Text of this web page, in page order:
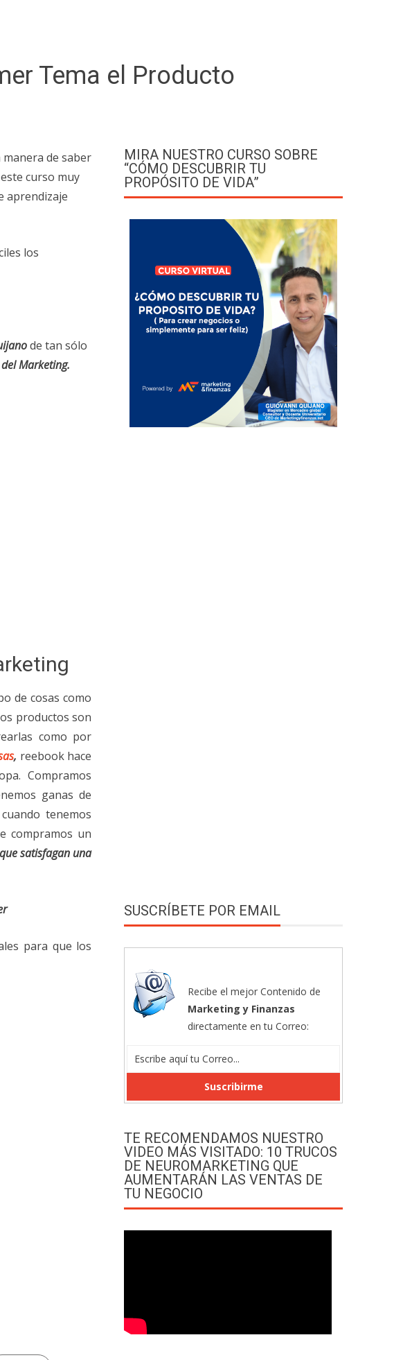
Tema el Producto
manera de saber
curso muy
aprendizaje
los
de tan sólo
Marketing.
de cosas como
productos son
como por
, reebook hace
Compramos
ganas de
tenemos
compramos un
satisfagan una
para que los
MIRA NUESTRO CURSO SOBRE
“CÓMO DESCUBRIR TU
PROPÓSITO DE VIDA”
SUSCRÍBETE POR EMAIL
Recibe el mejor Contenido de
Marketing y Finanzas
directamente en tu Correo:
TE RECOMENDAMOS NUESTRO
VIDEO MÁS VISITADO: 10 TRUCOS
DE NEUROMARKETING QUE
AUMENTARÁN LAS VENTAS DE
TU NEGOCIO